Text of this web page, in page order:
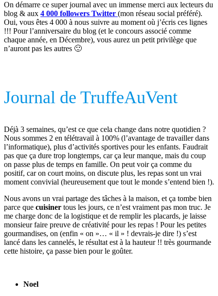
On démarre ce super journal avec un immense merci aux lecteurs du
blog & aux 4 000 followers Twitter (mon réseau social préféré).
Oui, vous êtes 4 000 à nous suivre au moment où j’écris ces lignes
!!! Pour l’anniversaire du blog (et le concours associé comme
chaque année, en Décembre), vous aurez un petit privilège que
n’auront pas les autres 🙂
Journal de TruffeAuVent
Déjà 3 semaines, qu’est ce que cela change dans notre quotidien ?
Nous sommes 2 en télétravail à 100% (l’avantage de travailler dans
l’informatique), plus d’activités sportives pour les enfants. Faudrait
pas que ça dure trop longtemps, car ça leur manque, mais du coup
on passe plus de temps en famille. On peut voir ça comme du
positif, car on court moins, on discute plus, les repas sont un vrai
moment convivial (heureusement que tout le monde s’entend bien !).
Nous avons un vrai partage des tâches à la maison, et ça tombe bien
parce que cuisiner tous les jours, ce n’est vraiment pas mon truc. Je
me charge donc de la logistique et de remplir les placards, je laisse
monsieur faire preuve de créativité pour les repas ! Pour les petites
gourmandises, on (enfin « on »… « il » ! devrais-je dire !) s’est
lancé dans les cannelés, le résultat est à la hauteur !! très gourmande
cette histoire, ça passe bien pour le goûter.
Noel